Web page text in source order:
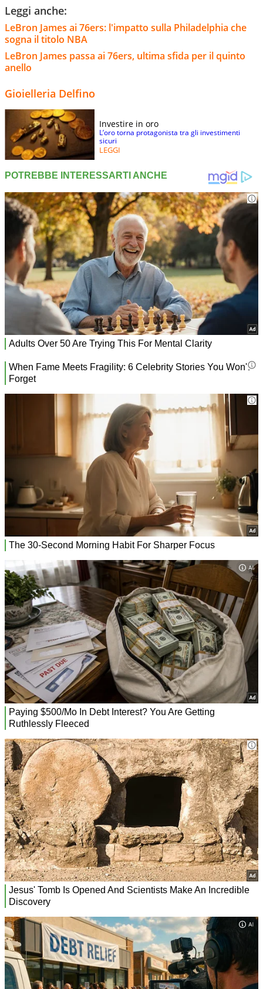
Leggi anche:
LeBron James ai 76ers: l'impatto sulla Philadelphia che
sogna il titolo NBA
LeBron James passa ai 76ers, ultima sfida per il quinto
anello
Gioielleria Delfino
Investire in oro
L’oro torna protagonista tra gli investimenti
sicuri
LEGGI